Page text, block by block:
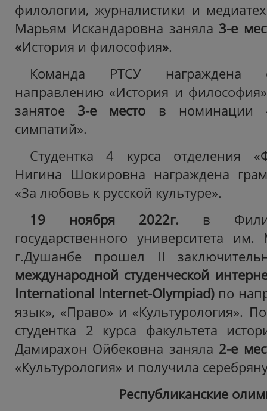
филологии, журналистики и
Марьям Искандаровна заняла 3-е
«История и философия».
Команда РТСУ награждена
направлению «История и
занятое 3-е место в номинации
симпатий».
Студентка 4 курса отделения
Нигина Шокировна награждена
«За любовь к русской культуре».
19 ноября 2022г. в
государственного университета
г.Душанбе прошел II
международной студенческой
International Internet-Olympiad) по
язык», «Право» и «Культурология».
студентка 2 курса факультета
Дамирахон Ойбековна заняла 2-е
«Культурология» и получила
Республиканские